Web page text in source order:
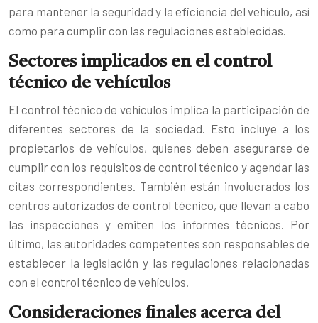
para mantener la seguridad y la eficiencia del vehículo, así
como para cumplir con las regulaciones establecidas.
Sectores implicados en el control
técnico de vehículos
El control técnico de vehículos implica la participación de
diferentes sectores de la sociedad. Esto incluye a los
propietarios de vehículos, quienes deben asegurarse de
cumplir con los requisitos de control técnico y agendar las
citas correspondientes. También están involucrados los
centros autorizados de control técnico, que llevan a cabo
las inspecciones y emiten los informes técnicos. Por
último, las autoridades competentes son responsables de
establecer la legislación y las regulaciones relacionadas
con el control técnico de vehículos.
Consideraciones finales acerca del